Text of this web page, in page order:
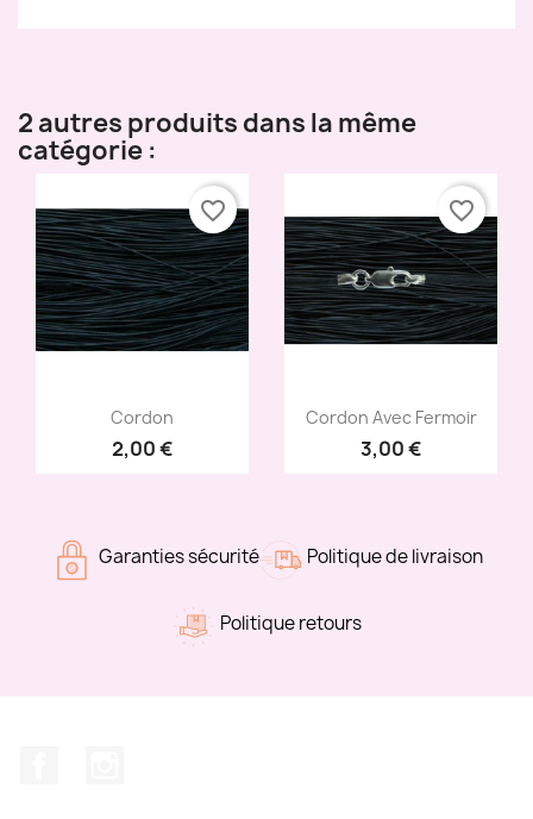
2 autres produits dans la même
catégorie :
Aperçu rapide
Cordon
2,00 €
favorite_border
Aperçu rapide
Cordon Avec Fermoir
3,00 €
favorite_border
Garanties sécurité Politique de livraison
Politique retours